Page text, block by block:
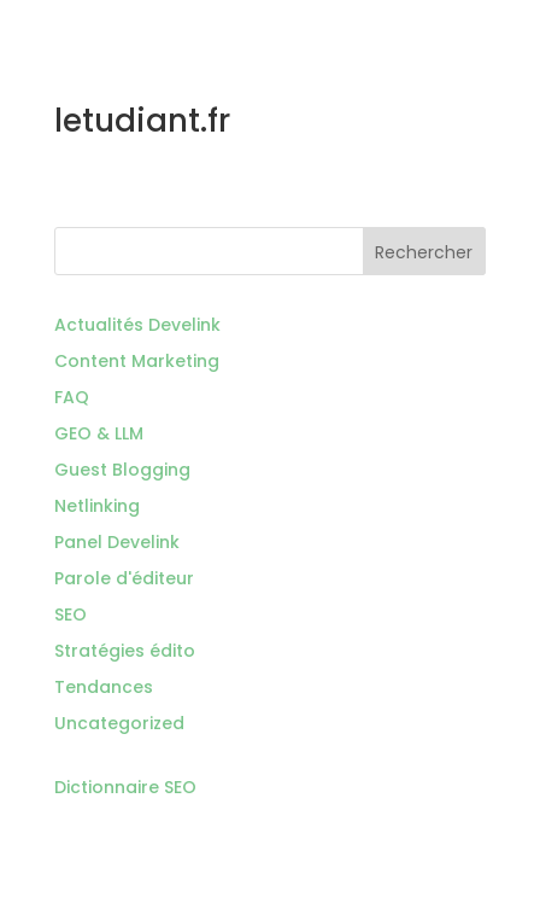
letudiant.fr
Rechercher
Actualités Develink
Content Marketing
FAQ
GEO & LLM
Guest Blogging
Netlinking
Panel Develink
Parole d'éditeur
SEO
Stratégies édito
Tendances
Uncategorized
Dictionnaire SEO